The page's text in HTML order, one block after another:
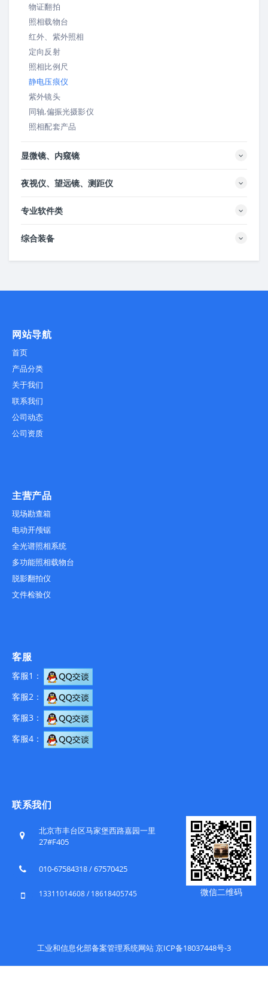
物证翻拍
照相载物台
红外、紫外照相
定向反射
照相比例尺
静电压痕仪
紫外镜头
同轴,偏振光摄影仪
照相配套产品
显微镜、内窥镜
夜视仪、望远镜、测距仪
专业软件类
综合装备
网站导航
首页
产品分类
关于我们
联系我们
公司动态
公司资质
主营产品
现场勘查箱
电动开颅锯
全光谱照相系统
多功能照相载物台
脱影翻拍仪
文件检验仪
客服
客服1：
客服2：
客服3：
客服4：
联系我们
北京市丰台区马家堡西路嘉园一里
27#F405
010-67584318 / 67570425
13311014608 / 18618405745 微信二维码
工业和信息化部备案管理系统网站 京ICP备18037448号-3